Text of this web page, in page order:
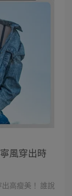
風穿出時
高瘦美！ 誰說